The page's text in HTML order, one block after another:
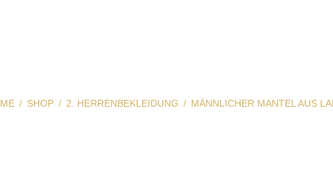
SHOP 2. HERRENBEKLEIDUNG MÄNNLICHER MANTEL AUS